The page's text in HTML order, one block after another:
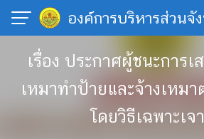
Skip
องค์การบริหารส่วนจั
เรื่อง ประกาศผู้ชนะการเ
เหมาทำป้ายและจ้างเหม
โดยวิธีเฉพาะเจ